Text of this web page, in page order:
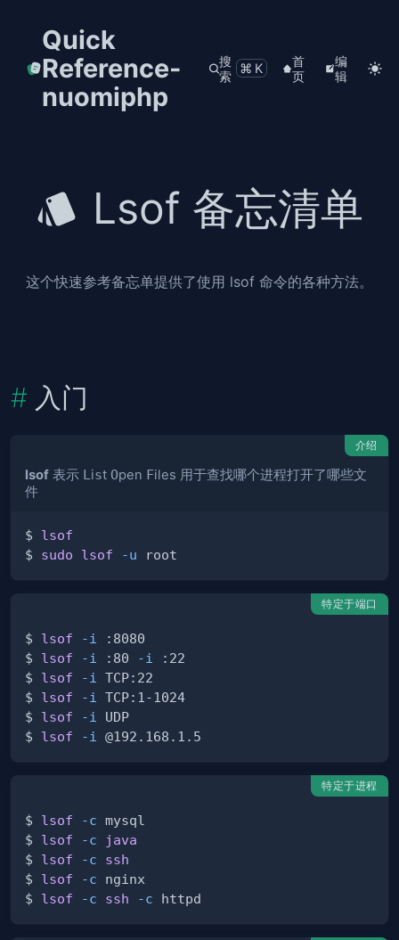
Quick
Reference-
nuomiphp
搜
索
⌘K
首
页
编
辑
Lsof 备忘清单
这个快速参考备忘单提供了使用 lsof 命令的各种方法。
入门
介绍
lsof 表示 L ist Open Files 用于查找哪个进程打开了哪些文
件
$ lsof
$ sudo lsof -u
特定于端口
$ lsof -i
$ lsof -i :80 -i
$ lsof -i
$ lsof -i
$ lsof -i
$ lsof -i
特定于进程
$ lsof -c
$ lsof -c
java
$ lsof -c
ssh
$ lsof -c
$ lsof -c ssh -c